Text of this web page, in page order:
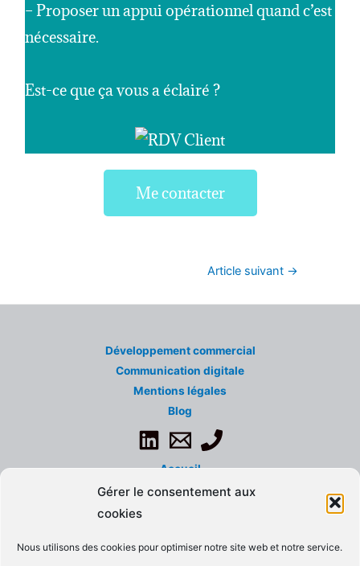
Gérer le consentement aux
cookies
Nous utilisons des cookies pour optimiser notre site web et notre service.
– Proposer un appui opérationnel quand c’est
nécessaire.
Est-ce que ça vous a éclairé ?
Me contacter
Article suivant →
Développement commercial
Communication digitale
Mentions légales
Blog
Accueil
A propos de...
CGU